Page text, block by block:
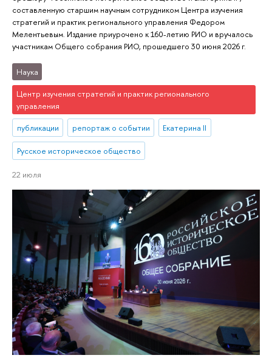
составленную старшим научным сотрудником Центра изучения
стратегий и практик регионального управления Федором
Мелентьевым. Издание приурочено к 160-летию РИО и вручалось
участникам Общего собрания РИО, прошедшего 30 июня 2026 г.
Наука
Центр изучения стратегий и практик регионального
управления
публикации репортаж о событии Екатерина II
Русское историческое общество
22 июля